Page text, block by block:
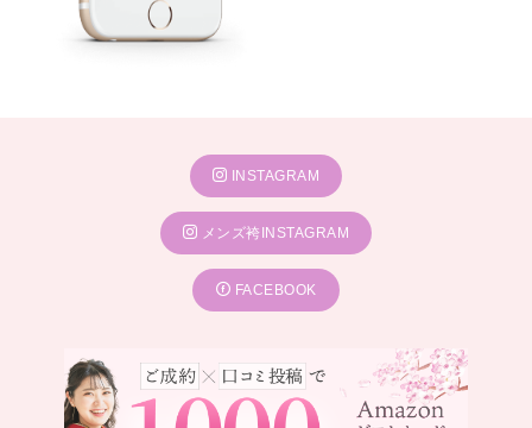
INSTAGRAM
メンズ袴INSTAGRAM
FACEBOOK